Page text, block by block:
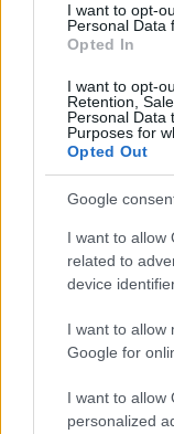
I want to opt-
Personal Data
Opted In
I want to opt-
Retention,
Personal Data
Purposes for
Opted Out
Google
I want to allow
related to
device
I want to allow
Google for
I want to allow
personalized
Ρυθμιστική
Από αυτούς,33
κακούργημα
συγκοινωνία
ενδεχόμενο
πράξεις ή
δημιούργησαν
της
Παράλληλα,35
από αμέλεια